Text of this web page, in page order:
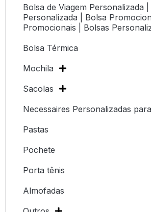
Bolsa de Viagem Personalizada |
Personalizada | Bolsa
Promocionais | Bolsas
Bolsa Térmica
Mochila
Sacolas
Necessaires Personalizadas
Pastas
Pochete
Porta tênis
Almofadas